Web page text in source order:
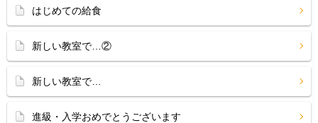
はじめての給食
新しい教室で…②
新しい教室で…
進級・入学おめでとうございます